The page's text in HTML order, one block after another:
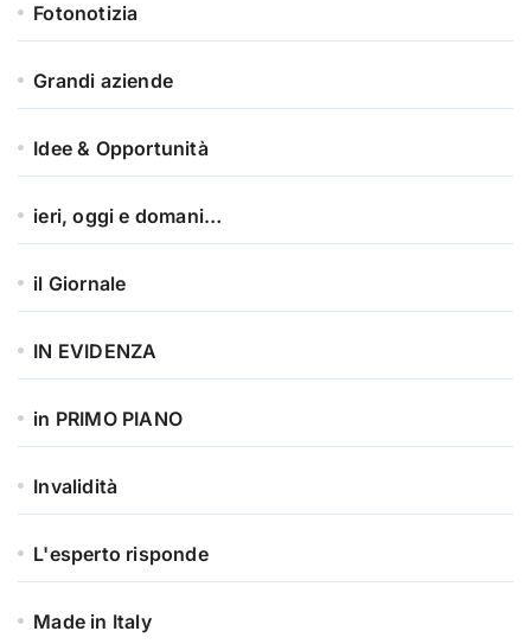
Fotonotizia
Grandi aziende
Idee & Opportunità
ieri, oggi e domani…
il Giornale
IN EVIDENZA
in PRIMO PIANO
Invalidità
L'esperto risponde
Made in Italy